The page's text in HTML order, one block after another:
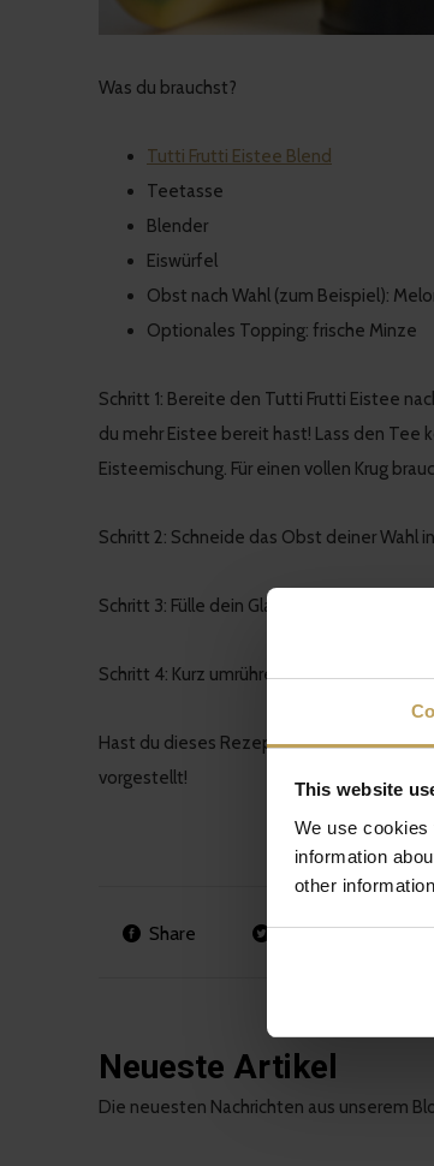
This website
We use
information
other
Was du brauchst?
Tutti Frutti Eistee Blend
Teetasse
Blender
Eiswürfel
Obst nach Wahl (zum Beispiel):
Optionales Topping: frische Minze
Schritt 1: Bereite den Tutti Frutti Eistee
du mehr Eistee bereit hast! Lass den Tee
Eisteemischung. Für einen vollen Krug
Schritt 2: Schneide das Obst deiner Wahl
Schritt 3: Fülle dein Glas bis zur Hälfte mit
Schritt 4: Kurz umrühren und mit ein
Hast du dieses Rezept gemacht? Wir
vorgestellt!
Share Tweet
Neueste Artikel
Die neuesten Nachrichten aus unserem